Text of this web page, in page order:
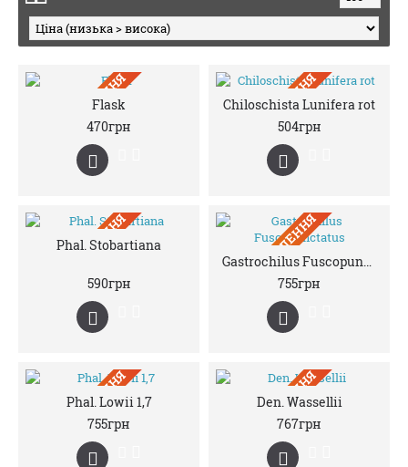
ПIД ЗАМОВЛЕННЯ
Flask
470грн
ПIД ЗАМОВЛЕННЯ
Chiloschista Lunifera rot
504грн
ПIД ЗАМОВЛЕННЯ
Phal. Stobartiana
590грн ПIД ЗАМОВЛЕННЯ
Gastrochilus Fuscopunctatus
755грн
ПIД ЗАМОВЛЕННЯ
Phal. Lowii 1,7
755грн
ПIД ЗАМОВЛЕННЯ
Den. Wassellii
767грн